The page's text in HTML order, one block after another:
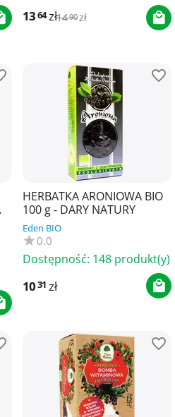
1364zł1490zł
HERBATKA ARONIOWA BIO
100 g - DARY NATURY
Eden BIO
0.0
Dostępność: 148 produkt(y)
1031 zł